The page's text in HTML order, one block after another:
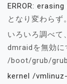
ERROR:
となり変わらず。
いろいろ調べて
dmraidを無効に
/boot/grub/
kernel /